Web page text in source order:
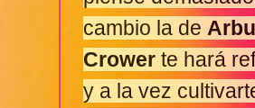
cambio la de
Crower te hará
y a la vez